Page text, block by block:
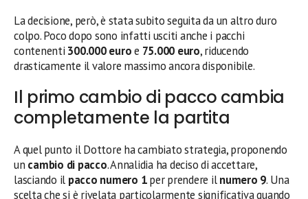
La decisione, però, è stata subito seguita da un altro duro
colpo. Poco dopo sono infatti usciti anche i pacchi
contenenti 300.000 euroe 75.000 euro, riducendo
drasticamente il valore massimo ancora disponibile.
Il primo cambio di pacco cambia
completamente la partita
A quel punto il Dottore ha cambiato strategia, proponendo
un cambio di pacco. Annalidia ha deciso di accettare,
lasciando il pacco numero 1per prendere ilnumero 9. Una
scelta che si è rivelata particolarmente significativa quando